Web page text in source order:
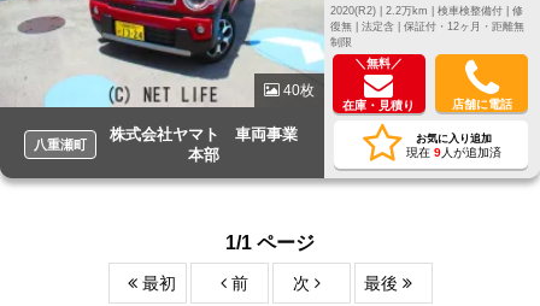
40枚
八重瀬町
株式会社ヤマト 車両事業
本部
2020(R2) | 2.2万km | 検車検整備付 | 修
復無 | 法定含 | 保証付・12ヶ月・距離無
制限
＼無料／
在庫・見積り 店舗に電話
お気に入り追加
現在 9人が追加済
1/1 ページ
最初 前 次 最後